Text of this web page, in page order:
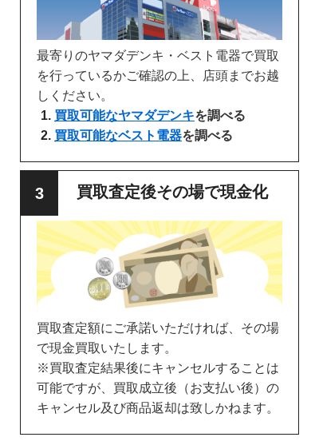
最寄りのヤマダデンキ・ベスト電器で買取
を行っているかご確認の上、店頭までお越
しください。
買取可能なヤマダデンキを調べる
買取可能なベスト電器を調べる
買取査定後その場で現金化
買取査定額にご承諾いただければ、その場
で現金買取いたします。
※買取査定結果後にキャンセルすることは
可能ですが、買取成立後（お支払い後）の
キャンセル及び商品返却は致しかねます。